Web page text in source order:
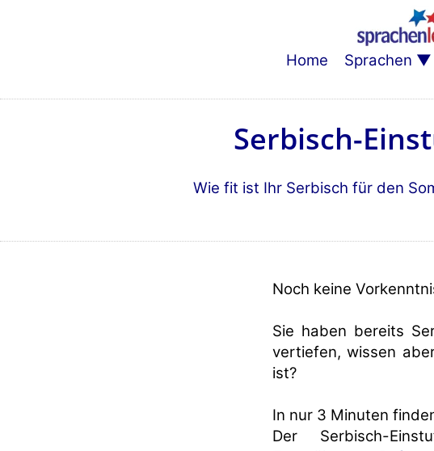
Home Sprachen
Serbisch-
Wie fit ist Ihr Serbisch für den
Noch keine
Sie haben bereits
vertiefen, wissen
ist?
In nur 3 Minuten
Der Serbisch-